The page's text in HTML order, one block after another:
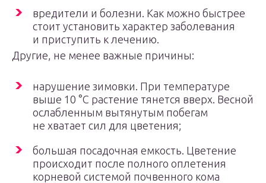
вредители и болезни. Как можно быстрее
стоит установить характер заболевания
и приступить к лечению.
Другие, не менее важные причины:
нарушение зимовки. При температуре
выше 10 °С растение тянется вверх. Весной
ослабленным вытянутым побегам
не хватает сил для цветения;
большая посадочная емкость. Цветение
происходит после полного оплетения
корневой системой почвенного кома